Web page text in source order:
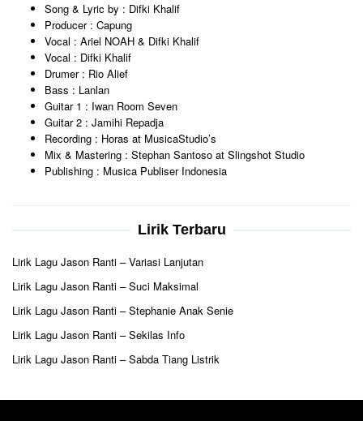
Song & Lyric by : Difki Khalif
Producer : Capung
Vocal : Ariel NOAH & Difki Khalif
Vocal : Difki Khalif
Drumer : Rio Alief
Bass : Lanlan
Guitar 1 : Iwan Room Seven
Guitar 2 : Jamihi Repadja
Recording : Horas at MusicaStudio’s
Mix & Mastering : Stephan Santoso at Slingshot Studio
Publishing : Musica Publiser Indonesia
Lirik Terbaru
Lirik Lagu Jason Ranti – Variasi Lanjutan
Lirik Lagu Jason Ranti – Suci Maksimal
Lirik Lagu Jason Ranti – Stephanie Anak Senie
Lirik Lagu Jason Ranti – Sekilas Info
Lirik Lagu Jason Ranti – Sabda Tiang Listrik